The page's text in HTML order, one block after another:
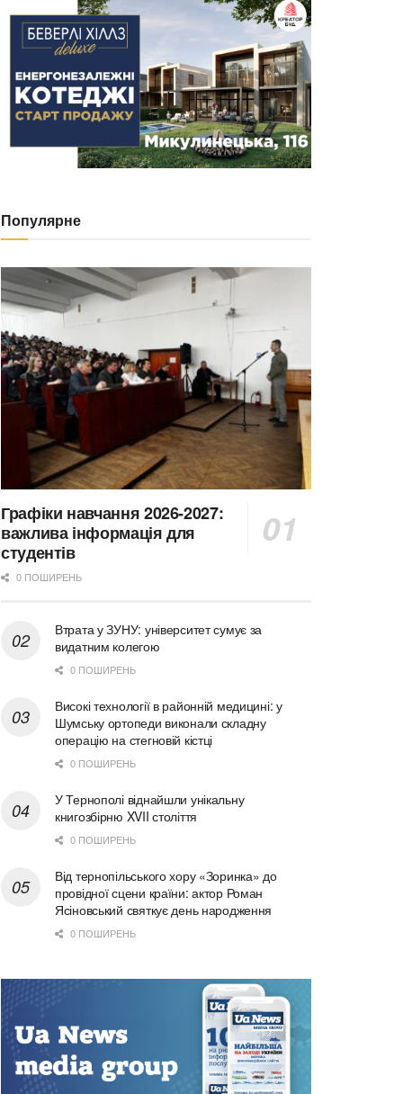
Популярне
Графіки навчання 2026-2027:
важлива інформація для
студентів
0 ПОШИРЕНЬ
Втрата у ЗУНУ: університет сумує за
видатним колегою
0 ПОШИРЕНЬ
Високі технології в районній медицині: у
Шумську ортопеди виконали складну
операцію на стегновій кістці
0 ПОШИРЕНЬ
У Тернополі віднайшли унікальну
книгозбірню XVII століття
0 ПОШИРЕНЬ
Від тернопільського хору «Зоринка» до
провідної сцени країни: актор Роман
Ясіновський святкує день народження
0 ПОШИРЕНЬ